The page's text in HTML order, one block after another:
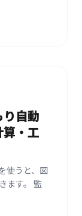
自動
・工
使うと、図
ます。 監